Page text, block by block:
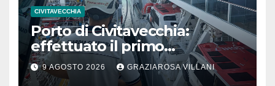
CIVITAVECCHIA
Porto di Civitavecchia:
effettuato il primo
rifornimento di GNL ad una
nave da crociera
9 AGOSTO 2026 GRAZIAROSA VILLANI